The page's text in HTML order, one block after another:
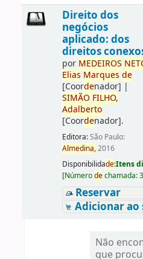
Direito dos
negócios
aplicado: dos
direitos
por MEDEIROS
Elias Marques de
[Coordenador] |
SIMÃO FILHO,
Adalberto
[Coordenador].
Editora:São Paulo:
Almedina,2016
Disponibilidade:Itens
[Númerodechamada:
Reservar
Adicionar ao
Não
que